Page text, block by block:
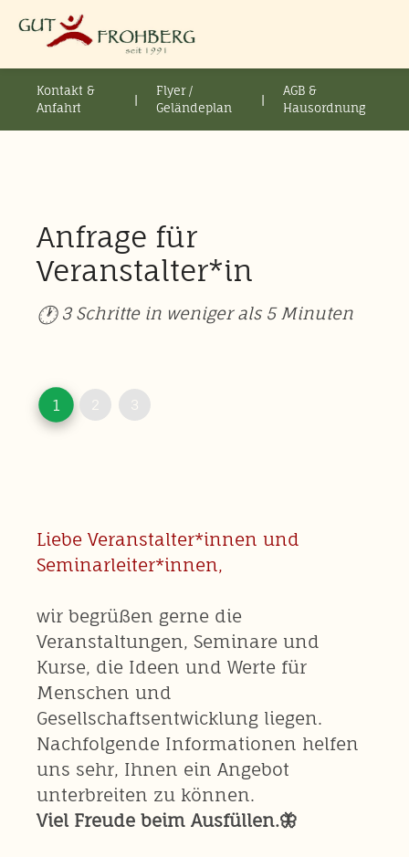
Kontakt &
Anfahrt
|
Flyer /
Geländeplan
|
AGB &
Hausordnung
Anfrage für
Veranstalter*in
🕐3 Schritte in weniger als 5 Minuten
1 2 3
Liebe Veranstalter*innen und
Seminarleiter*innen,
wir begrüßen gerne die
Veranstaltungen, Seminare und
Kurse, die Ideen und Werte für
Menschen und
Gesellschaftsentwicklung liegen.
Nachfolgende Informationen helfen
uns sehr, Ihnen ein Angebot
unterbreiten zu können.
Viel Freude beim Ausfüllen.🦋